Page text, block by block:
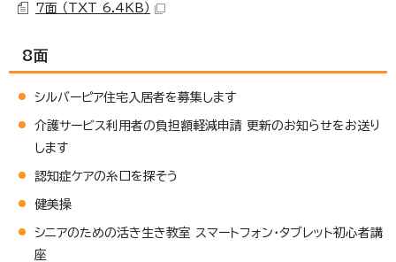
7面 （TXT 6.4KB）
8面
シルバーピア住宅入居者を募集します
介護サービス利用者の負担額軽減申請 更新のお知らせをお送り
します
認知症ケアの糸口を探そう
健美操
シニアのための活き生き教室 スマートフォン・タブレット初心者講
座